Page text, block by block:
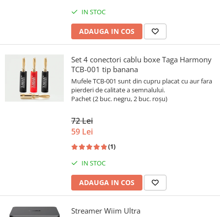
IN STOC
ADAUGA IN COS
Set 4 conectori cablu boxe Taga Harmony
TCB-001 tip banana
Mufele TCB-001 sunt din cupru placat cu aur fara
pierderi de calitate a semnalului.
Pachet (2 buc. negru, 2 buc. roșu)
72 Lei
59 Lei
(1)
IN STOC
ADAUGA IN COS
Streamer Wiim Ultra